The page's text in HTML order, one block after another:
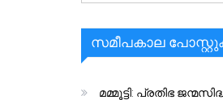
സമീപകാല
മമ്മൂട്ടി: പ്രതിഭ